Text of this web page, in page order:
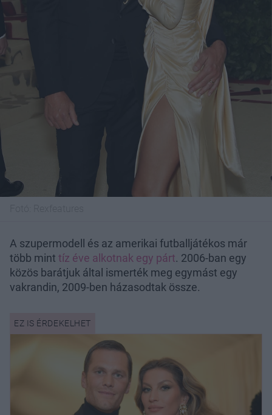
A szupermodell és az amerikai futballjátékos már
több mint tíz éve alkotnak egy párt. 2006-ban egy
közös barátjuk által ismerték meg egymást egy
vakrandin, 2009-ben házasodtak össze.